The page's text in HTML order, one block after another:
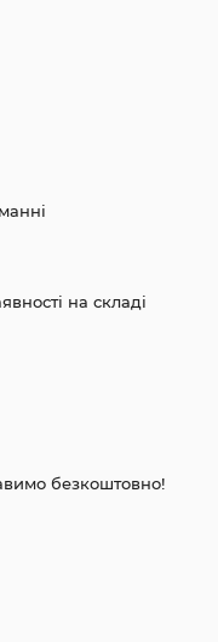
на складі
безкоштовно!